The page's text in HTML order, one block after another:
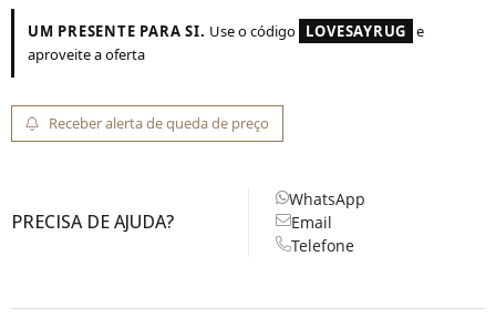
UM PRESENTE PARA SI. Use o código LOVESAYRUG e
aproveite a oferta
Receber alerta de queda de preço
PRECISA DE AJUDA?
WhatsApp
Email
Telefone